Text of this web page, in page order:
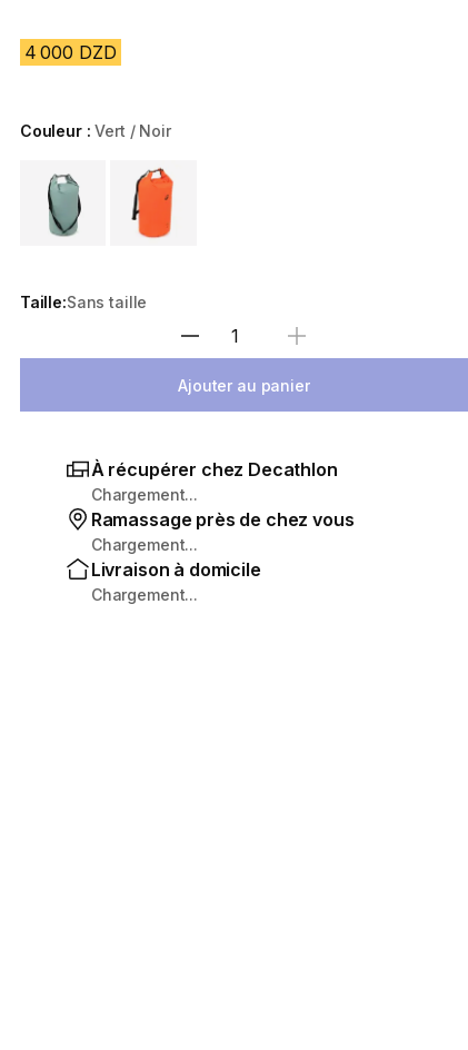
4 000 DZD
Couleur :Vert / Noir
Choose a variant
Taille:Sans taille
Sélectionnez la quantité
Ajouter au panier
À récupérer chez Decathlon
Chargement...
Ramassage près de chez vous
Chargement...
Livraison à domicile
Chargement...